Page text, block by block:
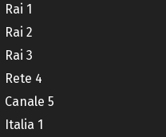
Rai 1
Rai 2
Rai 3
Rete 4
Canale 5
Italia 1